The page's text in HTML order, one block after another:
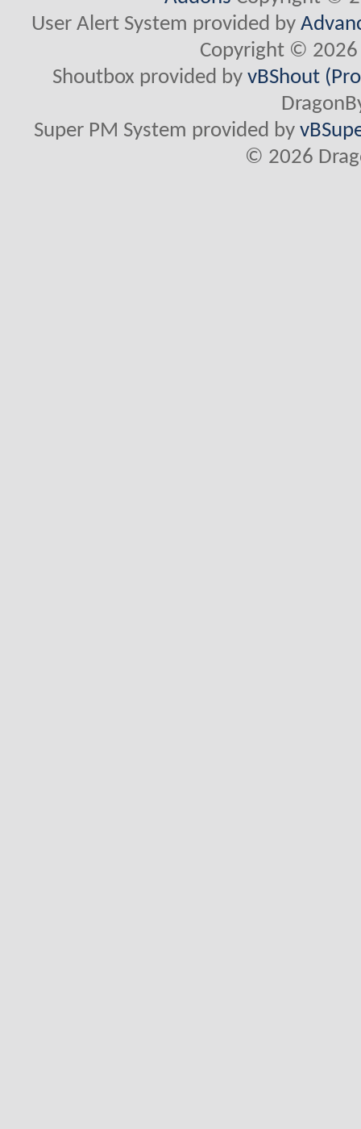
User Alert System provided by
Copyright © 2026
Shoutbox provided byvBShout
Super PM System provided by
© 2026